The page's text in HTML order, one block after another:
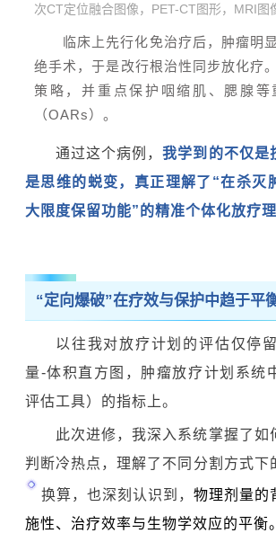
次CT定位融合图像，PET-CT图形，MRI图
临床上先行化免治疗后，肿瘤明
绝手术，于是改行根治性同步放化疗
策略，并重点保护咽缩肌、腮腺等
（OARs）。
通过这个病例，我学到的不仅是
是思维的蜕变，真正理解了“在杀灭
大限度保留功能”的精准个体化放疗
“定向爆破”在疗效与保护中趋于平
以往我对放疗计划的评估仅停
量-体积直方图，肿瘤放疗计划系统
评估工具）的指标上。
此次进修，我深入系统掌握了如
判断冷热点，理解了不同分割方式下
换算，也深刻认识到， 物理剂量的
施性、治疗效率与生物学效应的平衡。